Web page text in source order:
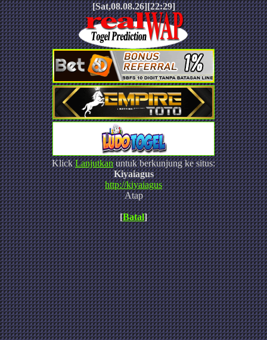
[Sat,08.08.26][22:29]
KlickLanjutkanuntuk berkunjung ke situs:
Kiyaiagus
http://kiyaiagus
Atap
[Batal]